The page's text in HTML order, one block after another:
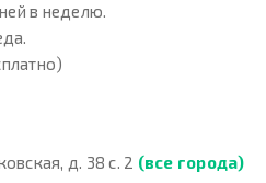
в неделю.
д. 38 с. 2 (все города)